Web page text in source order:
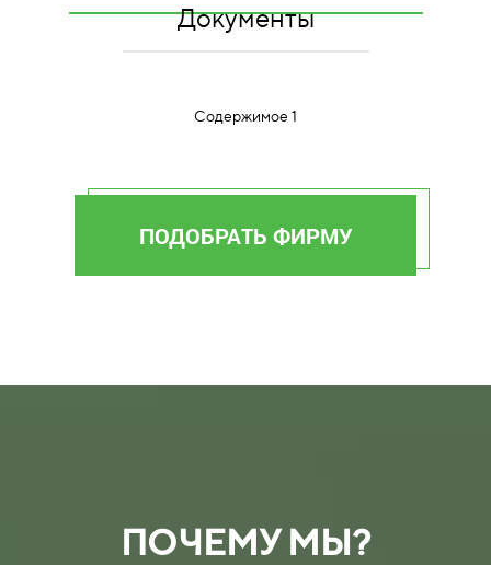
Документы
Содержимое 1
ПОДОБРАТЬ ФИРМУ
ПОЧЕМУ МЫ?